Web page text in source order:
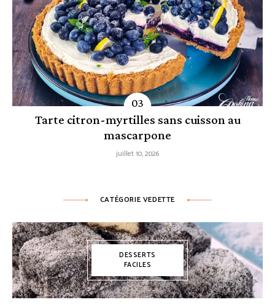
Tarte citron-myrtilles sans cuisson au
mascarpone
juillet 10, 2026
CATÉGORIE VEDETTE
DESSERTS
FACILES